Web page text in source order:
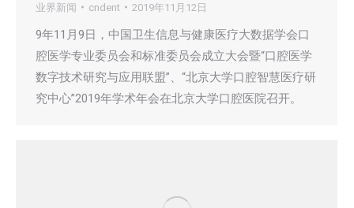
业界新闻 cndent 2019年11月12日
9年11月9日，中国卫生信息与健康医疗大数据学会口
腔医学专业委员会和标准委员会成立大会暨“口腔医学
数字技术研究与应用联盟”、“北京大学口腔智慧医疗研
究中心”2019年学术年会在北京大学口腔医院召开。